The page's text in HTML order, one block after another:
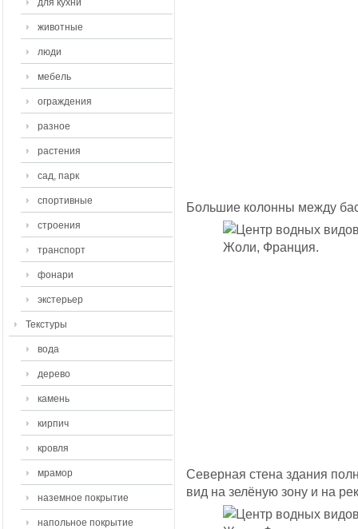
для кухни
животные
люди
мебель
ограждения
разное
растения
сад, парк
спортивные
строения
транспорт
фонари
экстерьер
Текстуры
вода
дерево
камень
кирпич
кровля
мрамор
наземное покрытие
напольное покрытие
Большие колонны между
Северная стена здания
вид на зелёную зону и на